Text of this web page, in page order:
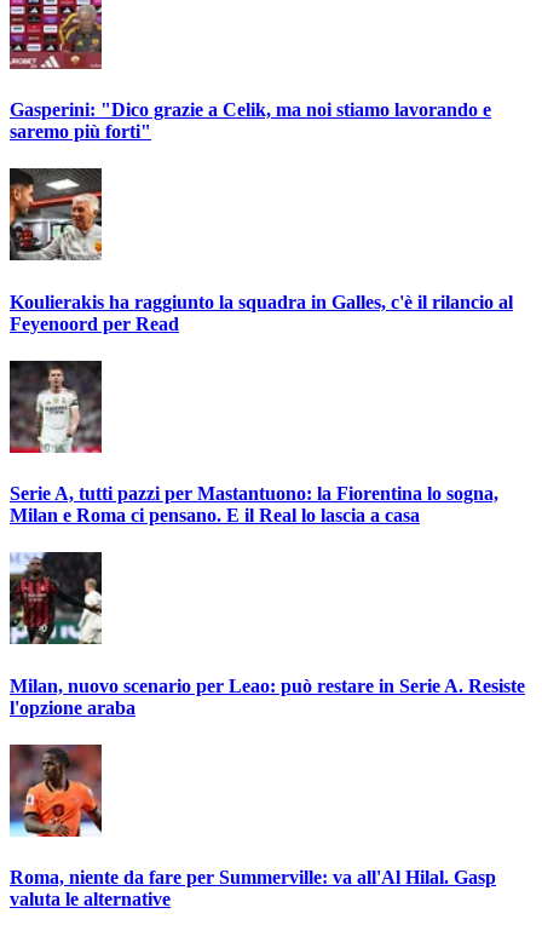
Gasperini: "Dico grazie a Celik, ma noi stiamo lavorando e
saremo più forti"
Koulierakis ha raggiunto la squadra in Galles, c'è il rilancio al
Feyenoord per Read
Serie A, tutti pazzi per Mastantuono: la Fiorentina lo sogna,
Milan e Roma ci pensano. E il Real lo lascia a casa
Milan, nuovo scenario per Leao: può restare in Serie A. Resiste
l'opzione araba
Roma, niente da fare per Summerville: va all'Al Hilal. Gasp
valuta le alternative